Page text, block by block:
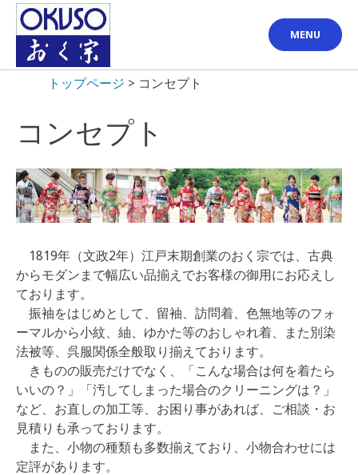
Skip
content
MENU
トップページ > コンセプト
コンセプト
1819年（文政2年）江戸末期創業のおく宗では、古典
からモダンまで幅広い品揃えでお客様の御用にお応えし
ております。
振袖をはじめとして、留袖、訪問着、色無地等のフォ
ーマルから小紋、紬、ゆかた等のおしゃれ着、また別染
法被等、呉服関係全般取り揃えております。
きものの販売だけでなく、「こんな場合は何を着たら
いいの？」「汚してしまった場合のクリーニングは？」
など、お直しの加工等、お困り事があれば、ご相談・お
見積りも承っております。
また、小物の種類も多数揃えており、小物合わせには
定評があります。